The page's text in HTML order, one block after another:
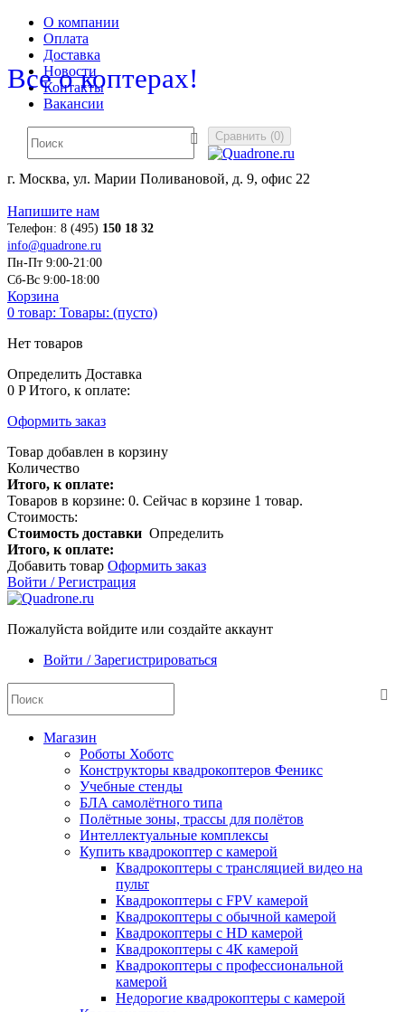
О компании
Оплата
Доставка
Новости
Контакты
Вакансии
Сравнить (0)
Все о коптерах!
г. Москва, ул. Марии Поливановой, д. 9, офис 22
Напишите нам
Телефон: 8 (495) 150 18 32
info@quadrone.ru
Пн-Пт 9:00-21:00
Сб-Вс 9:00-18:00
Корзина
0 товар: Товары: (пусто)
Нет товаров
Определить Доставка
0 P Итого, к оплате:
Оформить заказ
Товар добавлен в корзину
Количество
Итого, к оплате:
Товаров в корзине: 0. Сейчас в корзине 1 товар.
Стоимость:
Стоимость доставки Определить
Итого, к оплате:
Добавить товар Оформить заказ
Войти / Регистрация
Пожалуйста войдите или создайте аккаунт
Войти / Зарегистрироваться
Магазин
Роботы Хоботс
Конструкторы квадрокоптеров Феникс
Учебные стенды
БЛА самолётного типа
Полётные зоны, трассы для полётов
Интеллектуальные комплексы
Купить квадрокоптер с камерой
Квадрокоптеры с трансляцией видео на
пульт
Квадрокоптеры с FPV камерой
Квадрокоптеры с обычной камерой
Квадрокоптеры с HD камерой
Квадрокоптеры с 4К камерой
Квадрокоптеры с профессиональной
камерой
Недорогие квадрокоптеры с камерой